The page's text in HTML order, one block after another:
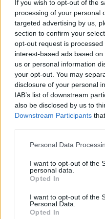
If you wish to opt-out of the
processing of your personal
targeted advertising by us,
section to confirm your
opt-out request is
interest-based ads based
us or personal information
your opt-out. You may
disclosure of your personal
IAB’s list of downstream
also be disclosed by us to
Downstream Participants
Personal Data
I want to opt-out of the
personal data.
Opted In
I want to opt-out of the
Personal Data.
Opted In
ΕΛΛΑΔΑ
Τρέχει η διαδικασία των
αιτήσεων στο πρόγραμμα
«Τουρισμός για Όλους»
Δείτε εδώ όλες τις κρίσιμες
ημερομηνίες για την
αιτήσεων
ΑΓΡΟΤΕΣ
Στις 56 έφθασαν οι
Περισσότερα από 75.000
θανατωθούν τις επόμενες
ΡΕΠΟΡΤΑΖ ΑΓΟΡΑ
Πλημμύρισε από κόσμο η
της Μυτιλήνης στη